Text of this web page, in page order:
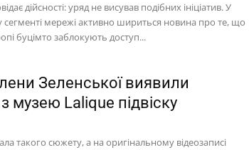
дійсності: уряд не висував подібних ініціатив. У
сегменті мережі активно шириться новина про те, що
буцімто заблокують доступ...
Зеленської виявили
музею Lalique підвіску
такого сюжету, а на оригінальному відеозаписі